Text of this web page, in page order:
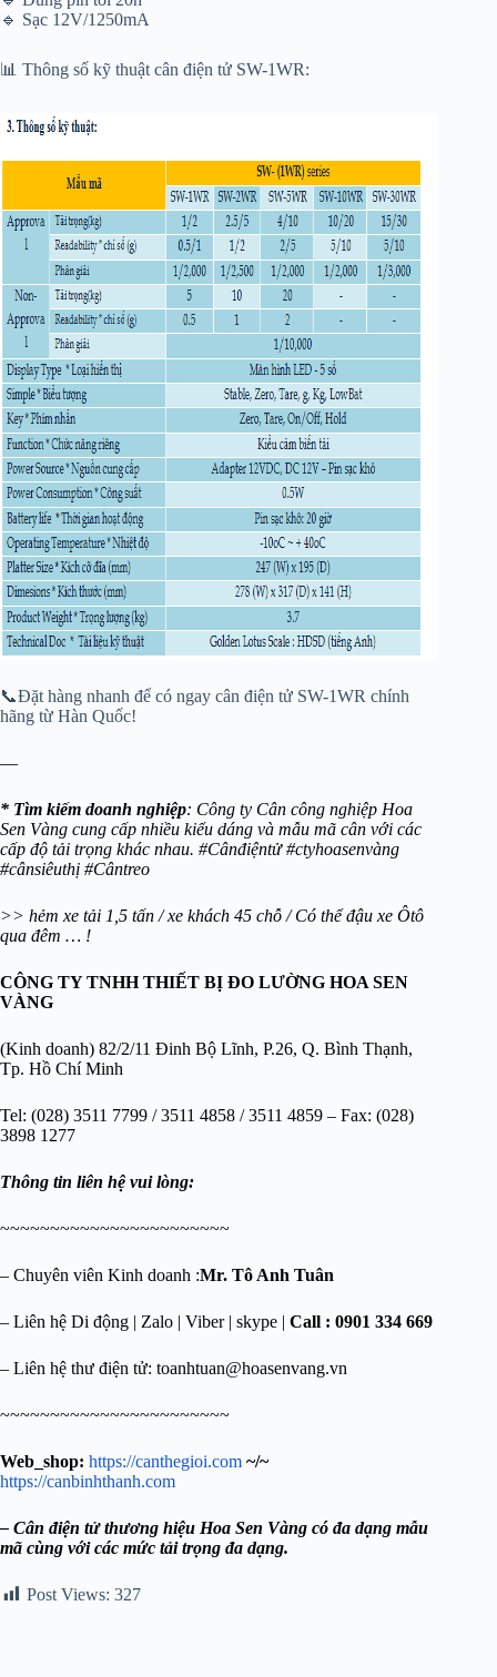
🔹 Sạc 12V/1250mA
📊 Thông số kỹ thuật cân điện tử SW-1WR:
📞Đặt hàng nhanh để có ngay cân điện tử SW-1WR chính
hãng từ Hàn Quốc!
—
* Tìm kiếm doanh nghiệp: Công ty Cân công nghiệp Hoa
Sen Vàng cung cấp nhiều kiểu dáng và mẫu mã cân với các
cấp độ tải trọng khác nhau. #Cânđiệntử #ctyhoasenvàng
#cânsiêuthị #Cântreo
>> hẻm xe tải 1,5 tấn / xe khách 45 chỗ / Có thể đậu xe Ôtô
qua đêm … !
CÔNG TY TNHH THIẾT BỊ ĐO LƯỜNG HOA SEN
VÀNG
(Kinh doanh) 82/2/11 Đinh Bộ Lĩnh, P.26, Q. Bình Thạnh,
Tp. Hồ Chí Minh
Tel: (028) 3511 7799 / 3511 4858 / 3511 4859 – Fax: (028)
3898 1277
Thông tin liên hệ vui lòng:
~~~~~~~~~~~~~~~~~~~~~~~
– Chuyên viên Kinh doanh :Mr. Tô Anh Tuân
– Liên hệ Di động | Zalo | Viber | skype | Call : 0901 334 669
– Liên hệ thư điện tử: toanhtuan@hoasenvang.vn
~~~~~~~~~~~~~~~~~~~~~~~
Web_shop: https://canthegioi.com ~/~
https://canbinhthanh.com
– Cân điện tử thương hiệu Hoa Sen Vàng có đa dạng mẫu
mã cùng với các mức tải trọng đa dạng.
Post Views: 327